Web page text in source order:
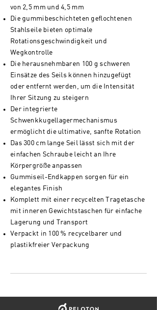
von 2,5 mm und 4,5 mm
Die gummibeschichteten geflochtenen
Stahlseile bieten optimale
Rotationsgeschwindigkeit und
Wegkontrolle
Die herausnehmbaren 100 g schweren
Einsätze des Seils können hinzugefügt
oder entfernt werden, um die Intensität
Ihrer Sitzung zu steigern
Der integrierte
Schwenkkugellagermechanismus
ermöglicht die ultimative, sanfte Rotation
Das 300 cm lange Seil lässt sich mit der
einfachen Schraube leicht an Ihre
Körpergröße anpassen
Gummiseil-Endkappen sorgen für ein
elegantes Finish
Komplett mit einer recycelten Tragetasche
mit inneren Gewichtstaschen für einfache
Lagerung und Transport
Verpackt in 100 % recycelbarer und
plastikfreier Verpackung